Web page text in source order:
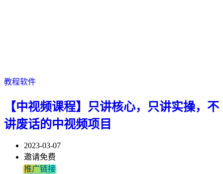
教程软件
【中视频课程】只讲核心，只讲实操，不
讲废话的中视频项目
2023-03-07
邀请免费
推广链接